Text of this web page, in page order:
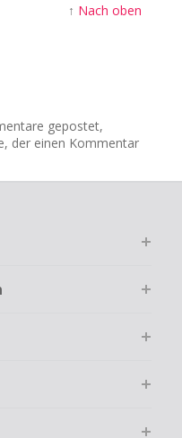
↑ Nach oben
gepostet,
der einen Kommentar